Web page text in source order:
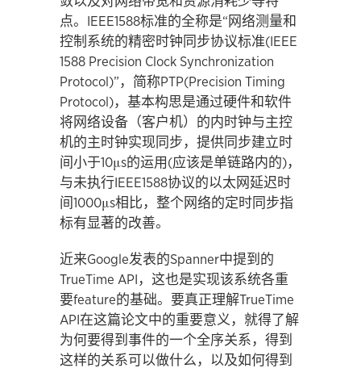
点。IEEE1588标准的全称是“网络测量和
控制系统的精密时钟同步协议标准(IEEE
1588 Precision Clock Synchronization
Protocol)”，简称PTP(Precision Timing
Protocol)，基本构思是通过硬件和软件
将网络设备（客户机）的内时钟与主控
机的主时钟实现同步，提供同步建立时
间小于10μs的运用(应该是单链路内的)，
与未执行IEEE1588协议的以太网延迟时
间1000μs相比，整个网络的定时同步指
标有显著的改善。
近来Google发表的Spanner中提到的
TrueTime API，这也是实现该系统各重
要feature的基础。要真正理解TrueTime
API在这篇论文中的重要意义，就得了解
为何要得到事件的一个全序关系，得到
这样的关系可以做什么，以及如何得到